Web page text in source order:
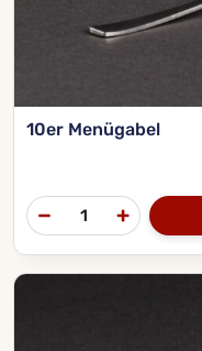
10er Menügabel